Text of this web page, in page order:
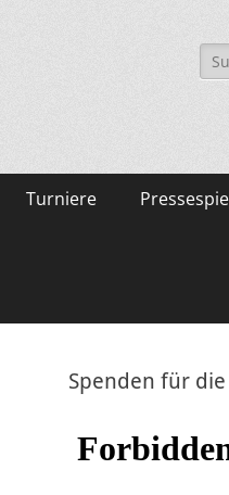
Turniere
Spenden für